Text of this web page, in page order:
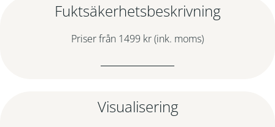
Fuktsäkerhetsbeskrivning
Priser från 1499 kr (ink. moms)
Visualisering